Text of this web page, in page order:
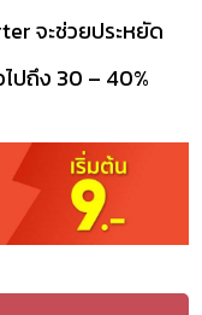
จะช่วยประหยัด
ปถึง 30 – 40%